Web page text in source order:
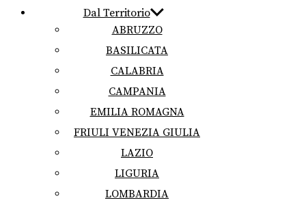
Dal Territorio
ABRUZZO
BASILICATA
CALABRIA
CAMPANIA
EMILIA ROMAGNA
FRIULI VENEZIA GIULIA
LAZIO
LIGURIA
LOMBARDIA